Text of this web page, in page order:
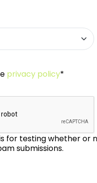
privacy policy*
for testing whether or
submissions.